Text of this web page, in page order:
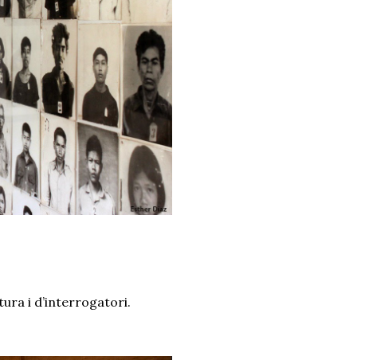
i d’interrogatori.